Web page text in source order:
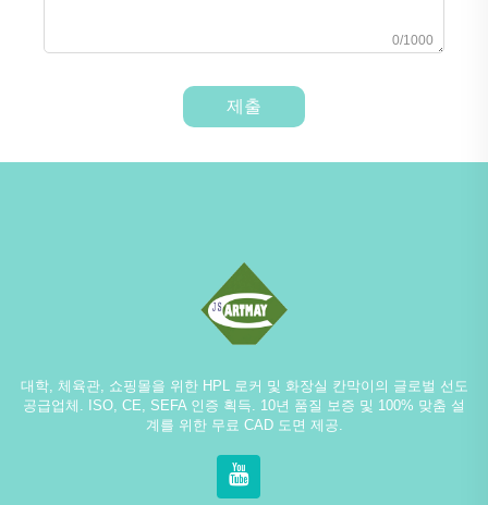
0/1000
제출
대학, 체육관, 쇼핑몰을 위한 HPL 로커 및 화장실 칸막이의 글로벌 선도
공급업체. ISO, CE, SEFA 인증 획득. 10년 품질 보증 및 100% 맞춤 설
계를 위한 무료 CAD 도면 제공.